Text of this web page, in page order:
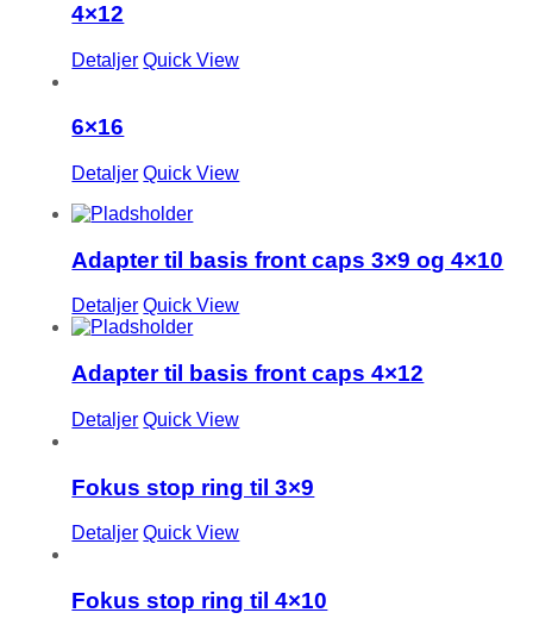
4×12
Detaljer Quick View
6×16
Detaljer Quick View
Adapter til basis front caps 3×9 og 4×10
Detaljer Quick View
Adapter til basis front caps 4×12
Detaljer Quick View
Fokus stop ring til 3×9
Detaljer Quick View
Fokus stop ring til 4×10